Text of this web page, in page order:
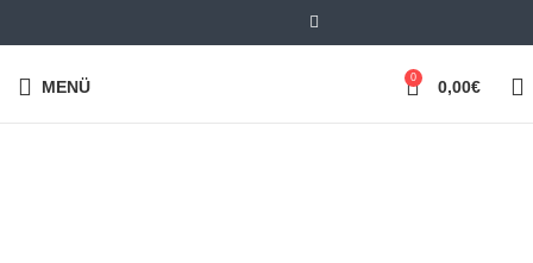
MENÜ 0 0,00€